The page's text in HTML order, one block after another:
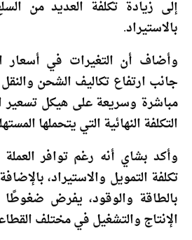
إلى زيادة تكلفة العديد من
بالاستيراد.
وأضاف أن التغيرات في أسعار
جانب ارتفاع تكاليف الشحن والنقل
مباشرة وسريعة على هيكل تسعير
التكلفة النهائية التي يتحملها
وأكد بشاي أنه رغم توافر العملة
تكلفة التمويل والاستيراد،
بالطاقة والوقود، يفرض ضغوطًا
الإنتاج والتشغيل في مختلف